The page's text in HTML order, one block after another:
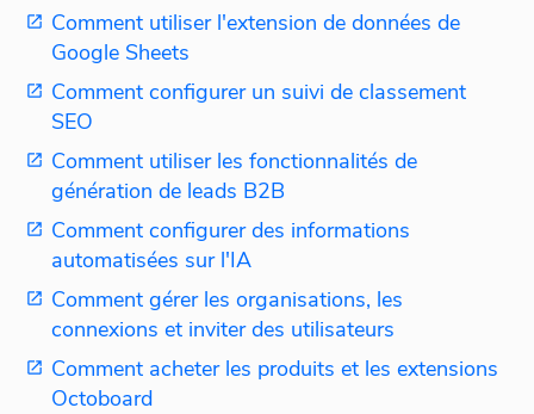
Comment utiliser l'extension de données de
Google Sheets
Comment configurer un suivi de classement
SEO
Comment utiliser les fonctionnalités de
génération de leads B2B
Comment configurer des informations
automatisées sur l'IA
Comment gérer les organisations, les
connexions et inviter des utilisateurs
Comment acheter les produits et les extensions
Octoboard